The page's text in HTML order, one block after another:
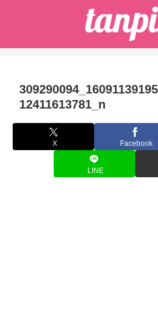
12411613781_n
X Facebook
LINE